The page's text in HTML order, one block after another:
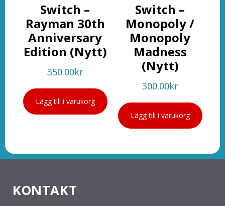
Switch –
Rayman 30th
Anniversary
Edition (Nytt)
350.00kr
Lägg till i varukorg
Switch –
Monopoly /
Monopoly
Madness
(Nytt)
300.00kr
Lägg till i varukorg
KONTAKT